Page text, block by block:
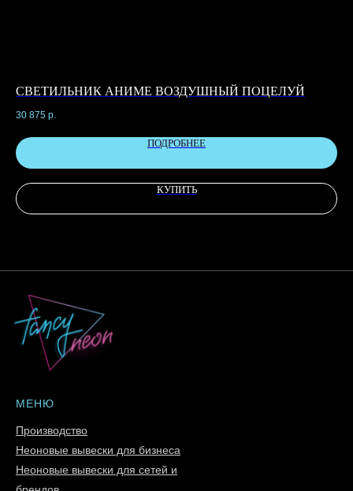
СВЕТИЛЬНИК АНИМЕ ВОЗДУШНЫЙ ПОЦЕЛУЙ
30 875 р.
ПОДРОБНЕЕ
КУПИТЬ
МЕНЮ
Производство
Неоновые вывески для бизнеса
Неоновые вывески для сетей и